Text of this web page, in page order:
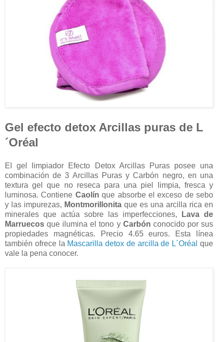
Gel efecto detox Arcillas puras de L
´Oréal
El gel limpiador Efecto Detox Arcillas Puras posee una
combinación de 3 Arcillas Puras y Carbón negro, en una
textura gel que no reseca para una piel limpia, fresca y
luminosa. Contiene Caolínque absorbe el exceso de sebo
y las impurezas, Montmorillonita que es una arcilla rica en
minerales que actúa sobre las imperfecciones,
Lava de
Marruecos que ilumina el tono y Carbón conocido por sus
propiedades magnéticas. Precio 4.65 euros. Esta línea
también ofrece la Mascarilla detox de arcilla de L´Oréal que
vale la pena conocer.